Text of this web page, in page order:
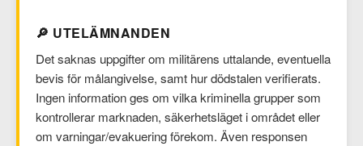
🔎 UTELÄMNANDEN
Det saknas uppgifter om militärens uttalande, eventuella
bevis för målangivelse, samt hur dödstalen verifierats.
Ingen information ges om vilka kriminella grupper som
kontrollerar marknaden, säkerhetsläget i området eller
om varningar/evakuering förekom. Även responsen